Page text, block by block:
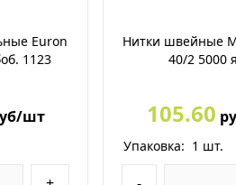
Euron
1123
шт
Нитки швейные
40/2 5000
105.60
Упаковка: 1 шт.